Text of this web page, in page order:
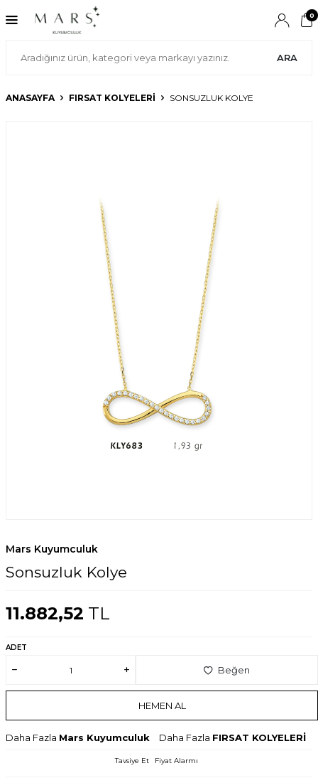
ARA
0
ANASAYFA FIRSAT KOLYELERİ SONSUZLUK KOLYE
Mars Kuyumculuk
Sonsuzluk Kolye
11.882,52 TL
ADET
Beğen
HEMEN AL
Daha Fazla Mars Kuyumculuk Daha Fazla FIRSAT KOLYELERİ
Tavsiye Et Fiyat Alarmı